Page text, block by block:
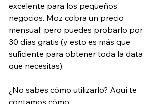
excelente para los pequeños
negocios. Moz cobra un precio
mensual, pero puedes probarlo por
30 días gratis (y esto es más que
suficiente para obtener toda la data
que necesitas).
¿No sabes cómo utilizarlo? Aquí te